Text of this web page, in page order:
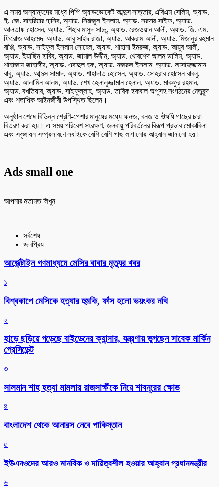
এ সময় অন্যান্যদের মধ্যে পিপি অ্যাডভোকেট আব্দুস সাত্তার, এবিএম সেলিম, অ্যাড.
ই. জে. সাহরিয়ার হাসিব, অ্যাড. সিরাজুল ইসলাম, অ্যাড. সরদার সাইফ, অ্যাড.
আলতাফ হোসেন, অ্যাড. শিহাব মাসুদ সাচ্চু, অ্যাড. রেজওয়ান আলী, অ্যাড. জি. এম.
ফিরোজ আহমেদ, অ্যাড. আবু সাইদ রাজা, অ্যাড. আকরাম আলী, অ্যাড. মিজানুর রহমান
বাপ্পি, অ্যাড. সাইফুল ইসলাম সোহেল, অ্যাড. শাহানা ইমরুজ, অ্যাড. আয়ুব আলী,
অ্যাড. ইয়াছিন হাবিব, অ্যাড. জামাল উদ্দীন, অ্যাড. খোরশেদ আলম ডালিম, অ্যাড.
শাহাজান জাহাঙ্গীর, অ্যাড. এবাদুল হক, অ্যাড. নজরুল ইসলাম, অ্যাড. আসাদুজ্জামান
বাবু, অ্যাড. আব্দুস সামাদ, অ্যাড. শাহাদাত হোসেন, অ্যাড. সোহরাব হোসেন বাবলু,
অ্যাড. আলামিন আলম, অ্যাড. শেখ হেলালুজ্জামান হেলাল, অ্যাড. মাকফুর রহমান,
অ্যাড. বখতিয়ার, অ্যাড. সাইফুল্লাহ, অ্যাড. তারিক ইকবাল অপুসহ সংগঠনের নেতৃবৃন্দ
এবং শতাধিক আইনজীবী উপস্থিত ছিলেন।
অনুষ্ঠান শেষে বিভিন্ন শ্রেণি-পেশার মানুষের মধ্যে ফলজ, বনজ ও ঔষধি গাছের চারা
বিতরণ করা হয়। এ সময় পরিবেশ সংরক্ষণ, জলবায়ু পরিবর্তনের বিরূপ প্রভাব মোকাবিলা
এবং সবুজায়ন সম্প্রসারণে সবাইকে বেশি বেশি গাছ লাগানোর আহ্বান জানানো হয়।
Ads small one
আপনার মতামত লিখুন
সর্বশেষ
জনপ্রিয়
আর্জেন্টাইন গণমাধ্যমে মেসির বাবার মৃত্যুর খবর
১
বিশ্বকাপে মেসিকে হত্যার হুমকি, ফাঁস হলো ভয়ংকর নথি
২
হাড়ে ছড়িয়ে পড়েছে বাইডেনের ক্যান্সার, যন্ত্রণায় ভুগছেন সাবেক মার্কিন
প্রেসিডেন্ট
৩
সালমান শাহ হত্যা মামলার রাজসাক্ষীকে নিয়ে শাবনূরের ক্ষোভ
৪
বাংলাদেশ থেকে আনারস নেবে পাকিস্তান
৫
ইউএনওদের আরও মানবিক ও দায়িত্বশীল হওয়ার আহ্বান প্রধানমন্ত্রীর
৬